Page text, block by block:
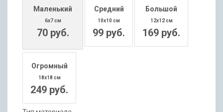
Маленький
6x7 см
70 руб.
Средний
10x10 см
99 руб.
Большой
12x12 см
169 руб.
Огромный
18x18 см
249 руб.